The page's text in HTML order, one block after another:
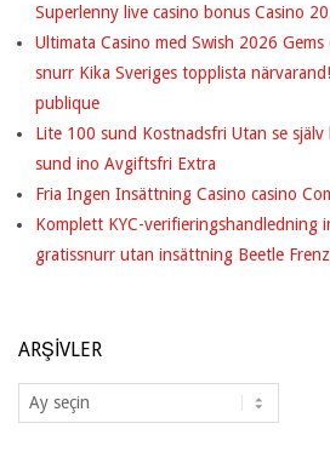
Superlenny live casino bonus Casino
Ultimata Casino med Swish 2026
snurr Kika Sveriges topplista
publique
Lite 100 sund Kostnadsfri Utan se
sund ino Avgiftsfri Extra
Fria Ingen Insättning Casino casino
Komplett KYC-verifieringshandledning
gratissnurr utan insättning Beetle
ARŞIVLER
Arşivler